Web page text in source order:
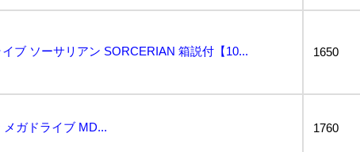
ブ ソーサリアン SORCERIAN 箱説付【10... 1650
メガドライブ MD... 1760